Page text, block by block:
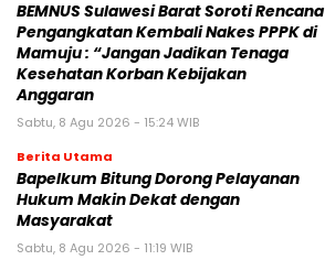
BEMNUS Sulawesi Barat Soroti Rencana
Pengangkatan Kembali Nakes PPPK di
Mamuju : “Jangan Jadikan Tenaga
Kesehatan Korban Kebijakan
Anggaran
Sabtu, 8 Agu 2026 - 15:24 WIB
Berita Utama
Bapelkum Bitung Dorong Pelayanan
Hukum Makin Dekat dengan
Masyarakat
Sabtu, 8 Agu 2026 - 11:19 WIB